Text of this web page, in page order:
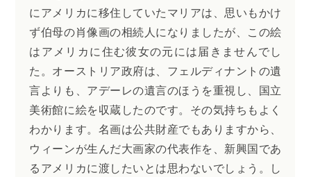
にアメリカに移住していたマリアは、思いもかけ
ず伯母の肖像画の相続人になりましたが、この絵
はアメリカに住む彼女の元には届きませんでし
た。オーストリア政府は、フェルディナントの遺
言よりも、アデーレの遺言のほうを重視し、国立
美術館に絵を収蔵したのです。その気持ちもよく
わかります。名画は公共財産でもありますから、
ウィーンが生んだ大画家の代表作を、新興国であ
るアメリカに渡したいとは思わないでしょう。し